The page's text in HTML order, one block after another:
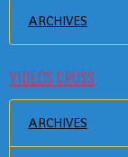
ARCHIVES
VIDEOS CROSS
ARCHIVES